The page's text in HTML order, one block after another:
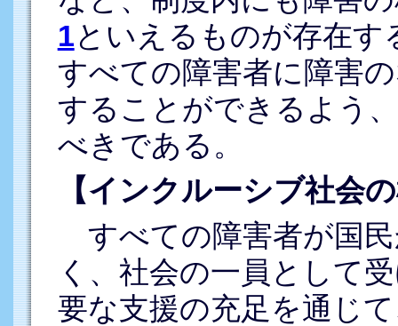
1といえるものが存在
すべての障害者に障害
することができるよう
べきである。
【インクルーシブ社会
すべての障害者が国
く、社会の一員として
要な支援の充足を通じ